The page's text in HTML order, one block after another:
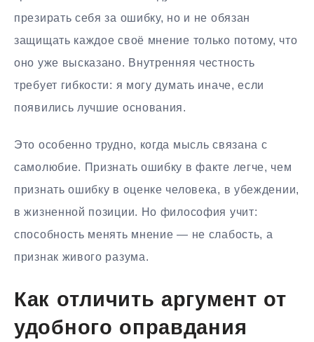
презирать себя за ошибку, но и не обязан
защищать каждое своё мнение только потому, что
оно уже высказано. Внутренняя честность
требует гибкости: я могу думать иначе, если
появились лучшие основания.
Это особенно трудно, когда мысль связана с
самолюбие. Признать ошибку в факте легче, чем
признать ошибку в оценке человека, в убеждении,
в жизненной позиции. Но философия учит:
способность менять мнение — не слабость, а
признак живого разума.
Как отличить аргумент от
удобного оправдания